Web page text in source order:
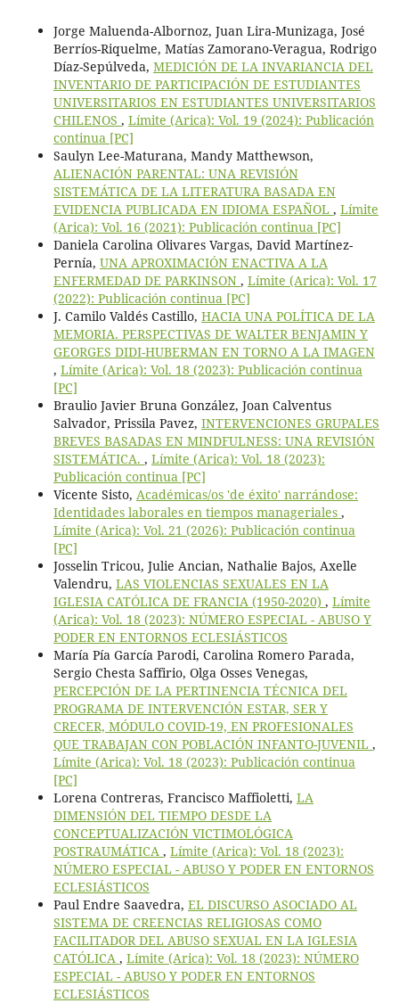
Jorge Maluenda-Albornoz, Juan Lira-Munizaga, José
Berríos-Riquelme, Matías Zamorano-Veragua, Rodrigo
Díaz-Sepúlveda, MEDICIÓN DE LA INVARIANCIA DEL
INVENTARIO DE PARTICIPACIÓN DE ESTUDIANTES
UNIVERSITARIOS EN ESTUDIANTES UNIVERSITARIOS
CHILENOS , Límite (Arica): Vol. 19 (2024): Publicación
continua [PC]
Saulyn Lee-Maturana, Mandy Matthewson,
ALIENACIÓN PARENTAL: UNA REVISIÓN
SISTEMÁTICA DE LA LITERATURA BASADA EN
EVIDENCIA PUBLICADA EN IDIOMA ESPAÑOL , Límite
(Arica): Vol. 16 (2021): Publicación continua [PC]
Daniela Carolina Olivares Vargas, David Martínez-
Pernía, UNA APROXIMACIÓN ENACTIVA A LA
ENFERMEDAD DE PARKINSON , Límite (Arica): Vol. 17
(2022): Publicación continua [PC]
J. Camilo Valdés Castillo, HACIA UNA POLÍTICA DE LA
MEMORIA. PERSPECTIVAS DE WALTER BENJAMIN Y
GEORGES DIDI-HUBERMAN EN TORNO A LA IMAGEN
, Límite (Arica): Vol. 18 (2023): Publicación continua
[PC]
Braulio Javier Bruna González, Joan Calventus
Salvador, Prissila Pavez, INTERVENCIONES GRUPALES
BREVES BASADAS EN MINDFULNESS: UNA REVISIÓN
SISTEMÁTICA. , Límite (Arica): Vol. 18 (2023):
Publicación continua [PC]
Vicente Sisto, Académicas/os 'de éxito' narrándose:
Identidades laborales en tiempos manageriales ,
Límite (Arica): Vol. 21 (2026): Publicación continua
[PC]
Josselin Tricou, Julie Ancian, Nathalie Bajos, Axelle
Valendru, LAS VIOLENCIAS SEXUALES EN LA
IGLESIA CATÓLICA DE FRANCIA (1950-2020) , Límite
(Arica): Vol. 18 (2023): NÚMERO ESPECIAL - ABUSO Y
PODER EN ENTORNOS ECLESIÁSTICOS
María Pía García Parodi, Carolina Romero Parada,
Sergio Chesta Saffirio, Olga Osses Venegas,
PERCEPCIÓN DE LA PERTINENCIA TÉCNICA DEL
PROGRAMA DE INTERVENCIÓN ESTAR, SER Y
CRECER, MÓDULO COVID-19, EN PROFESIONALES
QUE TRABAJAN CON POBLACIÓN INFANTO-JUVENIL ,
Límite (Arica): Vol. 18 (2023): Publicación continua
[PC]
Lorena Contreras, Francisco Maffioletti, LA
DIMENSIÓN DEL TIEMPO DESDE LA
CONCEPTUALIZACIÓN VICTIMOLÓGICA
POSTRAUMÁTICA , Límite (Arica): Vol. 18 (2023):
NÚMERO ESPECIAL - ABUSO Y PODER EN ENTORNOS
ECLESIÁSTICOS
Paul Endre Saavedra, EL DISCURSO ASOCIADO AL
SISTEMA DE CREENCIAS RELIGIOSAS COMO
FACILITADOR DEL ABUSO SEXUAL EN LA IGLESIA
CATÓLICA , Límite (Arica): Vol. 18 (2023): NÚMERO
ESPECIAL - ABUSO Y PODER EN ENTORNOS
ECLESIÁSTICOS